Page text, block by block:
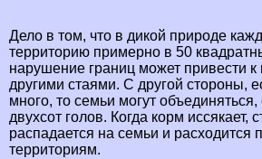
Дело в том, что в дикой природе
территорию примерно в 50
нарушение границ может привести
другими стаями. С другой стороны,
много, то семьи могут
двухсот голов. Когда корм иссякает,
распадается на семьи и расходится
территориям.